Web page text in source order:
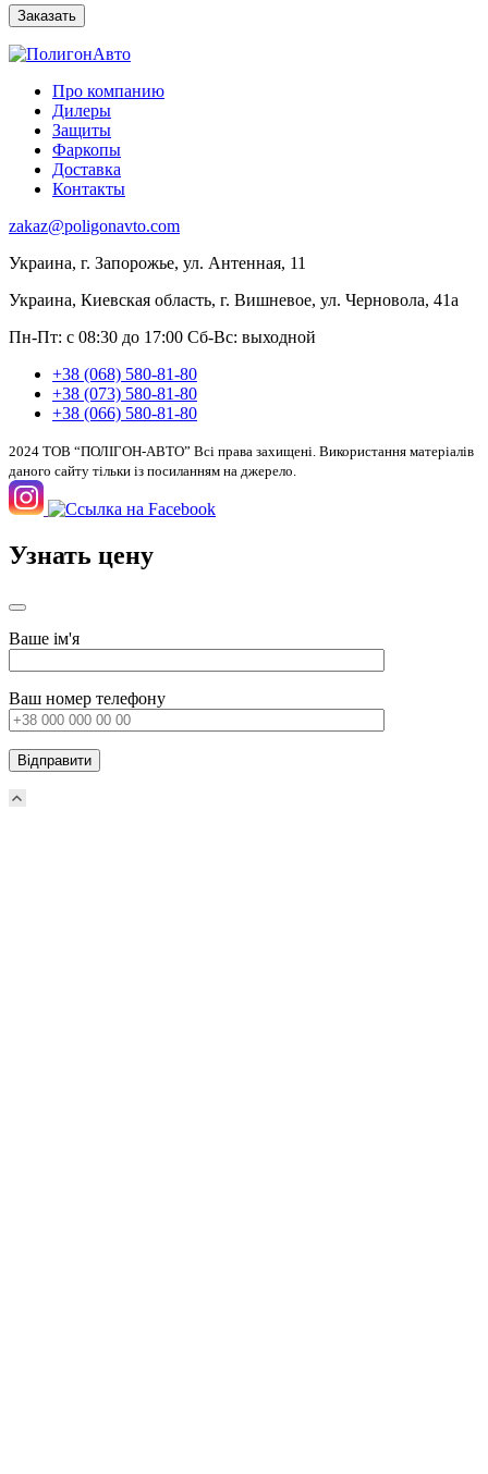
Про компанию
Дилеры
Защиты
Фаркопы
Доставка
Контакты
zakaz@poligonavto.com
Украина, г. Запорожье, ул. Антенная, 11
Украина, Киевская область, г. Вишневое, ул. Черновола, 41а
Пн-Пт: с 08:30 до 17:00 Сб-Вс: выходной
+38 (068) 580-81-80
+38 (073) 580-81-80
+38 (066) 580-81-80
2024 ТОВ “ПОЛІГОН-АВТО” Всі права захищені. Використання матеріалів
даного сайту тільки із посиланням на джерело.
Узнать цену
Ваше ім'я
Ваш номер телефону